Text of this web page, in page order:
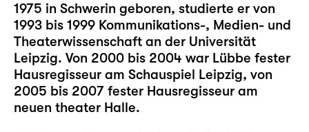
1975 in Schwerin geboren, studierte er von
1993 bis 1999 Kommunikations-, Medien- und
Theaterwissenschaft an der Universität
Leipzig. Von 2000 bis 2004 war Lübbe fester
Hausregisseur am Schauspiel Leipzig, von
2005 bis 2007 fester Hausregisseur am
neuen theater Halle.